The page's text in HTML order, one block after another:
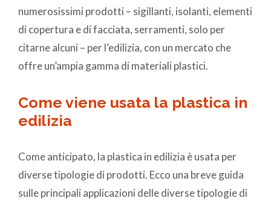
numerosissimi prodotti – sigillanti, isolanti, elementi
di copertura e di facciata, serramenti, solo per
citarne alcuni – per l’edilizia, con un mercato che
offre un’ampia gamma di materiali plastici.
Come viene usata la plastica in
edilizia
Come anticipato, la plastica in edilizia è usata per
diverse tipologie di prodotti. Ecco una breve guida
sulle principali applicazioni delle diverse tipologie di